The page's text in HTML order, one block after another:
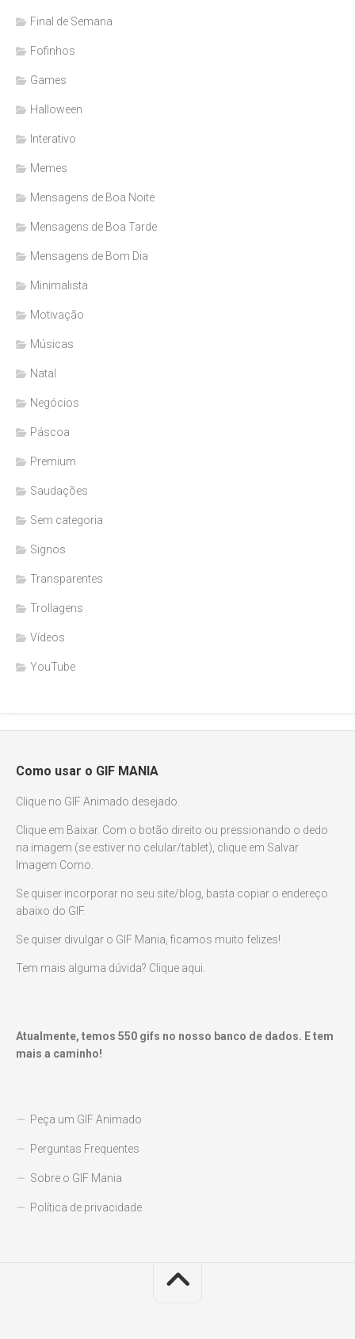
Final de Semana
Fofinhos
Games
Halloween
Interativo
Memes
Mensagens de Boa Noite
Mensagens de Boa Tarde
Mensagens de Bom Dia
Minimalista
Motivação
Músicas
Natal
Negócios
Páscoa
Premium
Saudações
Sem categoria
Signos
Transparentes
Trollagens
Vídeos
YouTube
Como usar o GIF MANIA
Clique no GIF Animado desejado.
Clique em Baixar. Com o botão direito ou pressionando o dedo
na imagem (se estiver no celular/tablet), clique em Salvar
Imagem Como.
Se quiser incorporar no seu site/blog, basta copiar o endereço
abaixo do GIF.
Se quiser divulgar o GIF Mania, ficamos muito felizes!
Tem mais alguma dúvida? Clique aqui.
Atualmente, temos 550 gifs no nosso banco de dados. E tem
mais a caminho!
Peça um GIF Animado
Perguntas Frequentes
Sobre o GIF Mania
Política de privacidade